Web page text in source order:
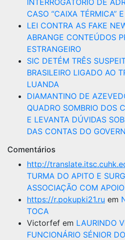
INTERROGATÓRIO DE
CASO “CAIXA TÉRMICA”
LEI CONTRA AS FAKE
ABRANGE CONTEÚDOS
ESTRANGEIRO
SIC DETÉM TRÊS
BRASILEIRO LIGADO AO
LUANDA
DIAMANTINO DE
QUADRO SOMBRIO DOS
E LEVANTA DÚVIDAS
DAS CONTAS DO
Comentários
http://
TURMA DO APITO E
ASSOCIAÇÃO COM
https://r.pokupki21.ru em
TOCA
Victorfef em LAURINDO
FUNCIONÁRIO SÉNIOR